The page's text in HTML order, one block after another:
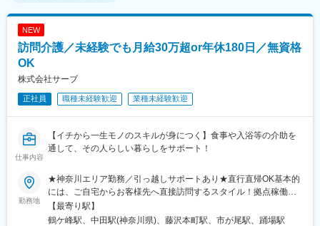
NEW
訪問介護／未経験でも月給30万超or年休180日／無資格
OK
株式会社サーブ
正社員 職種未経験歓迎 業種未経験歓迎
仕事内容
【イチから一生モノのスキルが身につく】食事や入浴等の介助を
通して、その人らしい暮らしをサポート！
勤務地
★神奈川エリア勤務／引っ越しサポートあり★直行直帰OK基本的
には、ご自宅からお客様先へ直接訪問するスタイル！拠点稼働の
場合は、下記での勤務が中心です。【鶴ヶ峰本店】横浜市旭区今
川町2-14 キャッスルマンション鶴ヶ峰A棟101【中田支店】横浜
【最寄り駅】
鶴ケ峰駅、中田駅(神奈川県)、藤沢本町駅、市が尾駅、踊場駅